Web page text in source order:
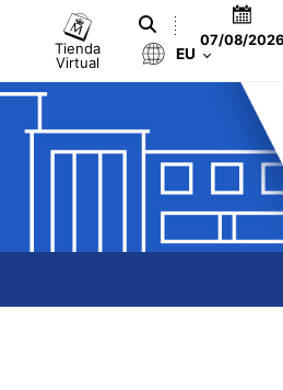
Tienda
Virtual
07/08/2026
EU